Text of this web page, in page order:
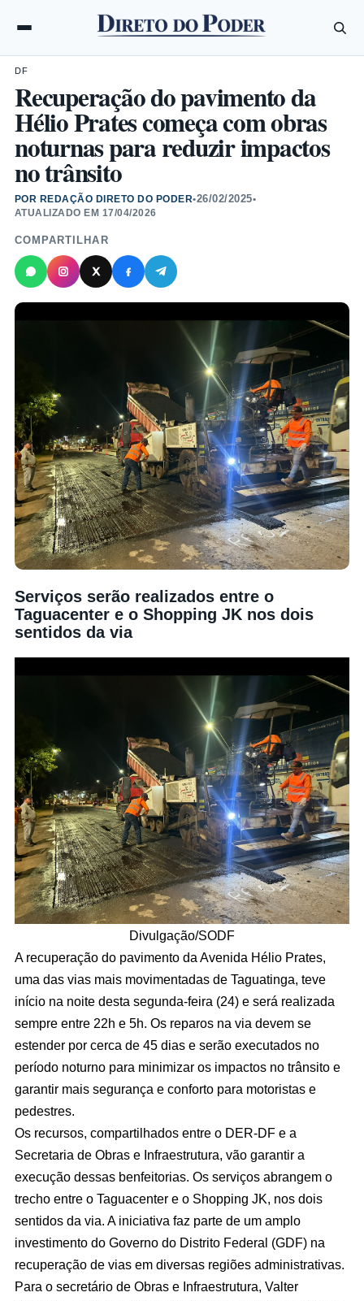
DF
Recuperação do pavimento da
Hélio Prates começa com obras
noturnas para reduzir impactos
no trânsito
POR REDAÇÃO DIRETO DO PODER•26/02/2025•
ATUALIZADO EM 17/04/2026
COMPARTILHAR
Serviços serão realizados entre o
Taguacenter e o Shopping JK nos dois
sentidos da via
Divulgação/SODF
A recuperação do pavimento da Avenida Hélio Prates,
uma das vias mais movimentadas de Taguatinga, teve
início na noite desta segunda-feira (24) e será realizada
sempre entre 22h e 5h. Os reparos na via devem se
estender por cerca de 45 dias e serão executados no
período noturno para minimizar os impactos no trânsito e
garantir mais segurança e conforto para motoristas e
pedestres.
Os recursos, compartilhados entre o DER-DF e a
Secretaria de Obras e Infraestrutura, vão garantir a
execução dessas benfeitorias. Os serviços abrangem o
trecho entre o Taguacenter e o Shopping JK, nos dois
sentidos da via. A iniciativa faz parte de um amplo
investimento do Governo do Distrito Federal (GDF) na
recuperação de vias em diversas regiões administrativas.
Para o secretário de Obras e Infraestrutura, Valter